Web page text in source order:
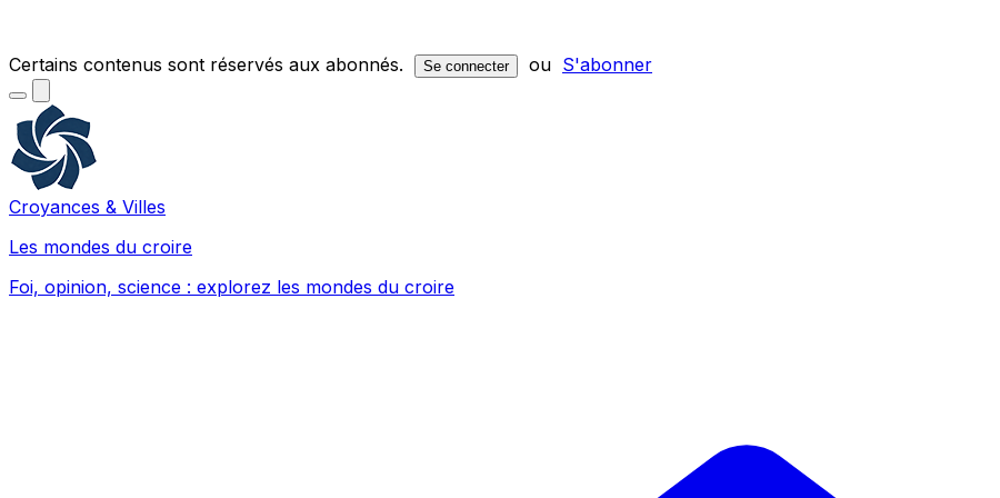
Certains contenus sont réservés aux abonnés. Se connecter ou S'abonner
Croyances & Villes
Les mondes du croire
Foi, opinion, science : explorez les mondes du croire